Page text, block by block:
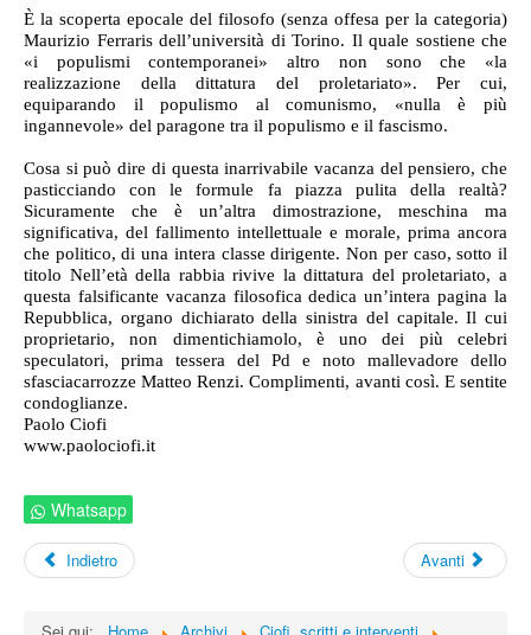
È la scoperta epocale del filosofo (senza offesa per la categoria)
Maurizio Ferraris dell’università di Torino. Il quale sostiene che
«i populismi contemporanei» altro non sono che «la
realizzazione della dittatura del proletariato». Per cui,
equiparando il populismo al comunismo, «nulla è più
ingannevole» del paragone tra il populismo e il fascismo.
Cosa si può dire di questa inarrivabile vacanza del pensiero, che
pasticciando con le formule fa piazza pulita della realtà?
Sicuramente che è un’altra dimostrazione, meschina ma
significativa, del fallimento intellettuale e morale, prima ancora
che politico, di una intera classe dirigente. Non per caso, sotto il
titolo Nell’età della rabbia rivive la dittatura del proletariato, a
questa falsificante vacanza filosofica dedica un’intera pagina la
Repubblica, organo dichiarato della sinistra del capitale. Il cui
proprietario, non dimentichiamolo, è uno dei più celebri
speculatori, prima tessera del Pd e noto mallevadore dello
sfasciacarrozze Matteo Renzi. Complimenti, avanti così. E sentite
condoglianze.
Paolo Ciofi
www.paolociofi.it
Whatsapp
Indietro Avanti